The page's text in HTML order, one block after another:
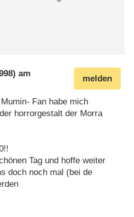
melden
am
Fan habe mich
horrorgestalt der Morra
Tag und hoffe weiter
doch noch mal (bei de